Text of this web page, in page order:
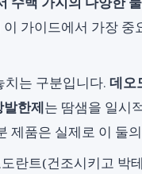
가이드에서 가장 중
치는 구분입니다. 데오
발한제 는 땀샘을 일시
제품은 실제로 이 둘
란트(건조시키고 박